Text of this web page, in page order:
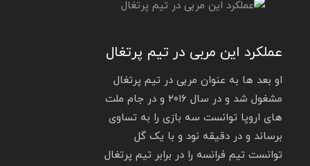
عملکرد این مربی در تیم پرتغال
او بعد ها به عنوان مربی در تیم پرتغال
مشغول شد و در سال ۲۰۱۶ و در جام ملت
های اروپا توانست سه بازی را به تساوی
برساند و در دقیقه نود و با یک گل
توانست تیم فرانسه را در برابر تیم پرتغال